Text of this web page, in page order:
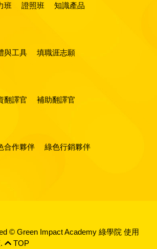
班 證照班 知識產品
與工具 填職涯志願
翻譯官 補助翻譯官
合作夥伴
綠色行銷夥伴
© Green Impact Academy 綠學院 使用
. TOP